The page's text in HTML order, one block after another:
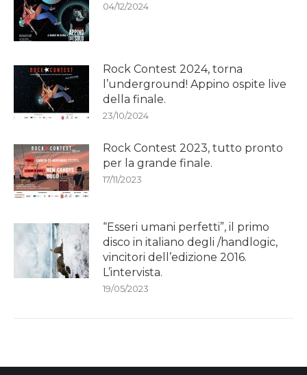
04/12/2024
Rock Contest 2024, torna
l’underground! Appino ospite live
della finale.
23/10/2024
Rock Contest 2023, tutto pronto
per la grande finale.
17/11/2023
“Esseri umani perfetti”, il primo
disco in italiano degli /handlogic,
vincitori dell’edizione 2016.
L’intervista.
19/05/2023